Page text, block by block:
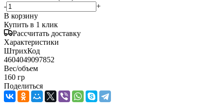
-
+
В корзину
Купить в 1 клик
Рассчитать доставку
Характеристики
ШтрихКод
4604049097852
Вес/объем
160 гр
Поделиться